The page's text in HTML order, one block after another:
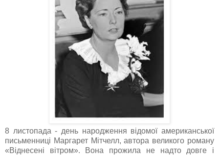
8 листопада - день народження відомої американської
письменниці Маргарет Мітчелл, автора великого роману
«Віднесені вітром». Вона прожила не надто довге і